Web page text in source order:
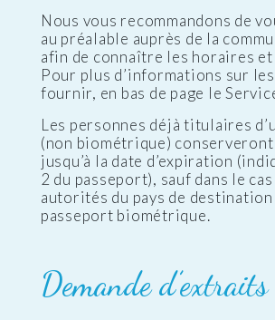
Nous vous recommandons de
au préalable auprès de la
afin de connaître les horaires
Pour plus d’informations sur
fournir, en bas de page le
Les personnes déjà titulaires
(non biométrique)
jusqu’à la date d’expiration
2 du passeport), sauf dans le
autorités du pays de destination
passeport biométrique.
Demande d’extraits